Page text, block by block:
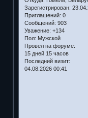
Зарегистрирован:
Приглашений: 0
Сообщений: 903
Уважение: +134
Пол: Мужской
Провел на форуме:
15 дней 15 часов
Последний визит:
04.08.2026 00:41